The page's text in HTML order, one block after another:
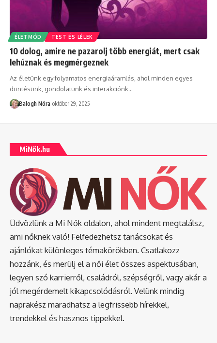
ÉLETMÓD TEST ÉS LÉLEK
10 dolog, amire ne pazarolj több energiát, mert csak
lehúznak és megmérgeznek
Az életünk egy folyamatos energiaáramlás, ahol minden egyes
döntésünk, gondolatunk és interakciónk…
Balogh Nóra október 29, 2025
MiNők.hu
Üdvözlünk a Mi Nők oldalon, ahol mindent megtalálsz,
ami nőknek való! Felfedezhetsz tanácsokat és
ajánlókat különleges témakörökben. Csatlakozz
hozzánk, és merülj el a női élet összes aspektusában,
legyen szó karrierről, családról, szépségről, vagy akár a
jól megérdemelt kikapcsolódásról. Velünk mindig
naprakész maradhatsz a legfrissebb hírekkel,
trendekkel és hasznos tippekkel.